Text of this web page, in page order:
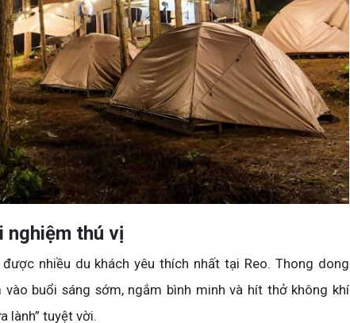
nghiệm thú vị
nhiều du khách yêu thích nhất tại Reo. Thong dong
buổi sáng sớm, ngắm bình minh và hít thở không khí
lành” tuyệt vời.